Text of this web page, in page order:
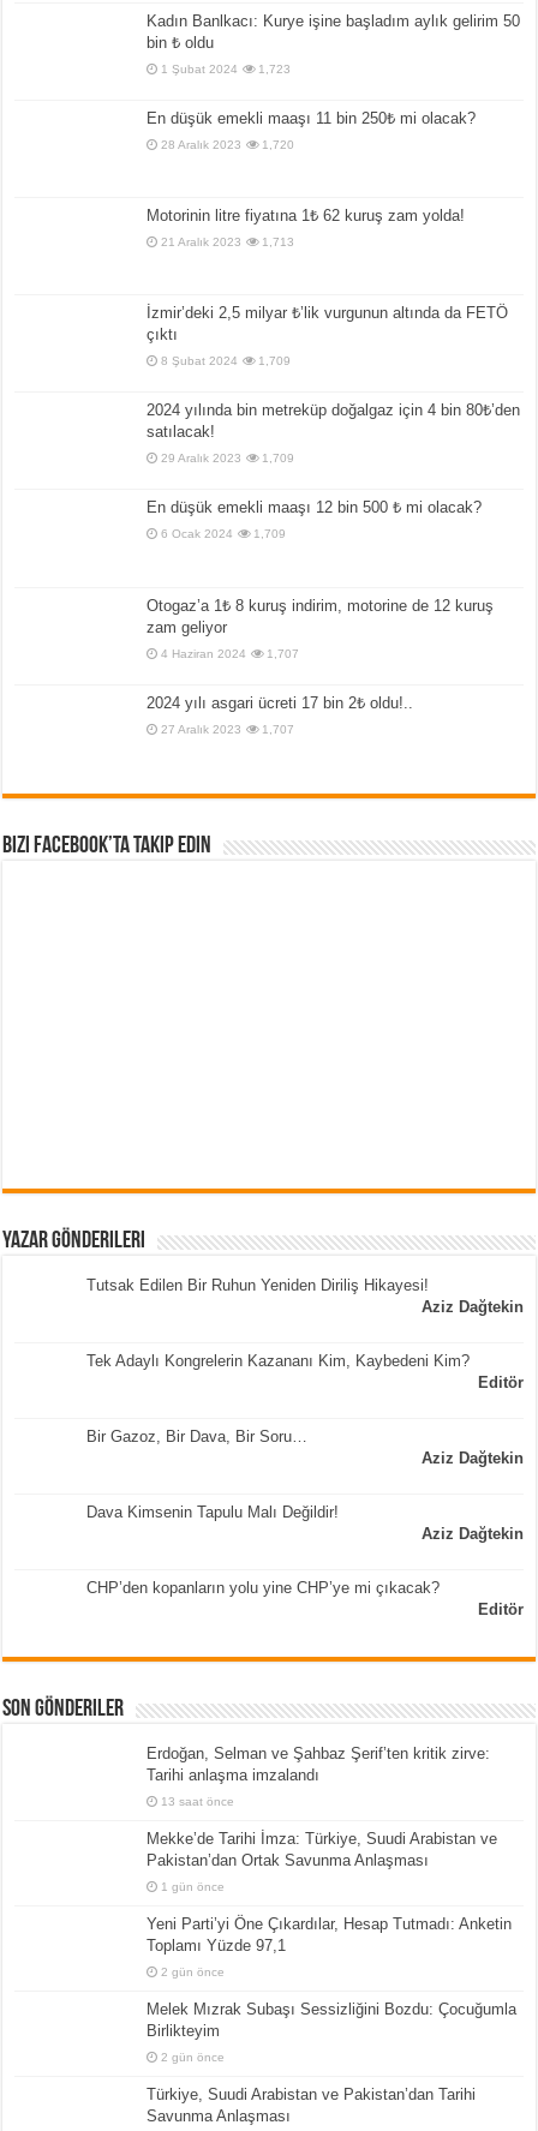
Kadın Banlkacı: Kurye işine başladım aylık gelirim 50
bin ₺ oldu
1 Şubat 2024 1,723
En düşük emekli maaşı 11 bin 250₺ mi olacak?
28 Aralık 2023 1,720
Motorinin litre fiyatına 1₺ 62 kuruş zam yolda!
21 Aralık 2023 1,713
İzmir’deki 2,5 milyar ₺’lik vurgunun altında da FETÖ
çıktı
8 Şubat 2024 1,709
2024 yılında bin metreküp doğalgaz için 4 bin 80₺’den
satılacak!
29 Aralık 2023 1,709
En düşük emekli maaşı 12 bin 500 ₺ mi olacak?
6 Ocak 2024 1,709
Otogaz’a 1₺ 8 kuruş indirim, motorine de 12 kuruş
zam geliyor
4 Haziran 2024 1,707
2024 yılı asgari ücreti 17 bin 2₺ oldu!..
27 Aralık 2023 1,707
Bizi Facebook’ta Takip Edin
Yazar Gönderileri
Tutsak Edilen Bir Ruhun Yeniden Diriliş Hikayesi!
Aziz Dağtekin
Tek Adaylı Kongrelerin Kazananı Kim, Kaybedeni Kim?
Editör
Bir Gazoz, Bir Dava, Bir Soru…
Aziz Dağtekin
Dava Kimsenin Tapulu Malı Değildir!
Aziz Dağtekin
CHP’den kopanların yolu yine CHP’ye mi çıkacak?
Editör
Son Gönderiler
Erdoğan, Selman ve Şahbaz Şerif’ten kritik zirve:
Tarihi anlaşma imzalandı
13 saat önce
Mekke’de Tarihi İmza: Türkiye, Suudi Arabistan ve
Pakistan’dan Ortak Savunma Anlaşması
1 gün önce
Yeni Parti’yi Öne Çıkardılar, Hesap Tutmadı: Anketin
Toplamı Yüzde 97,1
2 gün önce
Melek Mızrak Subaşı Sessizliğini Bozdu: Çocuğumla
Birlikteyim
2 gün önce
Türkiye, Suudi Arabistan ve Pakistan’dan Tarihi
Savunma Anlaşması